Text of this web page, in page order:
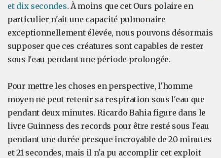
et dix secondes. À moins que cet Ours polaire en
particulier n'ait une capacité pulmonaire
exceptionnellement élevée, nous pouvons désormais
supposer que ces créatures sont capables de rester
sous l'eau pendant une période prolongée.
Pour mettre les choses en perspective, l'homme
moyen ne peut retenir sa respiration sous l'eau que
pendant deux minutes. Ricardo Bahia figure dans le
livre Guinness des records pour être resté sous l'eau
pendant une durée presque incroyable de 20 minutes
et 21 secondes, mais il n'a pu accomplir cet exploit